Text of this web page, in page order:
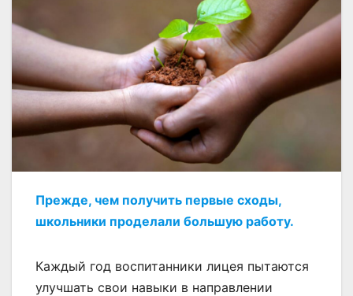
Прежде, чем получить первые сходы,
школьники проделали большую работу.
Каждый год воспитанники лицея пытаются
улучшать свои навыки в направлении